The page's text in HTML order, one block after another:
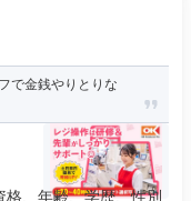
で金銭やりとりな
、年齢、学歴、性別